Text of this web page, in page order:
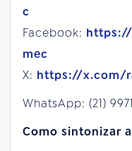
c
Facebook:
mec
X: https://x.com/
WhatsApp: (21)
Como sintonizar a